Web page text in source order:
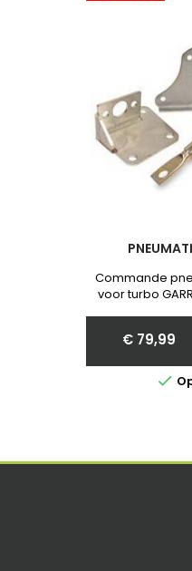
Commande
voor turbo
communiquer
van
Price
€ 79,99
